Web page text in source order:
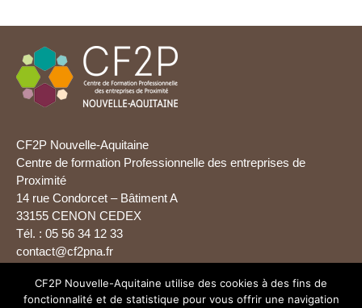
CF2P Nouvelle-Aquitaine
Centre de formation Professionnelle des entreprises de
Proximité
14 rue Condorcet – Bâtiment A
33155 CENON CEDEX
Tél. : 05 56 34 12 33
contact@cf2pna.fr
CF2P Nouvelle-Aquitaine utilise des cookies à des fins de
fonctionnalité et de statistique pour vous offrir une navigation